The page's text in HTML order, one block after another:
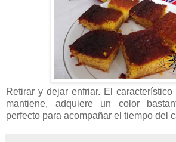
Retirar y dejar enfriar. El
mantiene, adquiere un color
perfecto para acompañar el tiempo del